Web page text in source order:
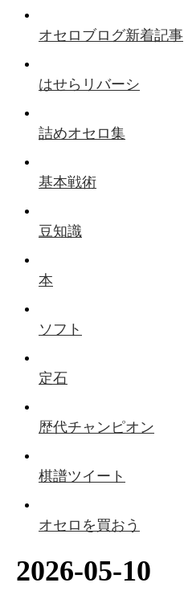
オセロブログ新着記事
はせらリバーシ
詰めオセロ集
基本戦術
豆知識
本
ソフト
定石
歴代チャンピオン
棋譜ツイート
オセロを買おう
2026-05-10